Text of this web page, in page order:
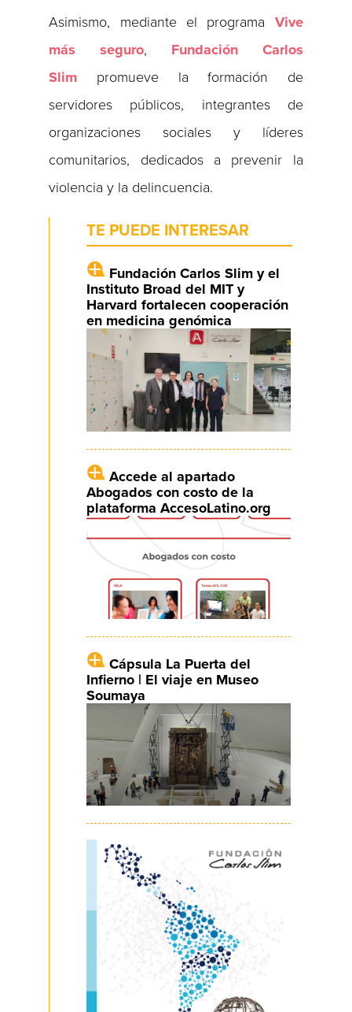
Asimismo, mediante el programa Vive
más seguro, Fundación Carlos
Slim promueve la formación de
servidores públicos, integrantes de
organizaciones sociales y líderes
comunitarios, dedicados a prevenir la
violencia y la delincuencia.
TE PUEDE INTERESAR
Fundación Carlos Slim y el
Instituto Broad del MIT y
Harvard fortalecen cooperación
en medicina genómica
Accede al apartado
Abogados con costo de la
plataforma AccesoLatino.org
Cápsula La Puerta del
Infierno | El viaje en Museo
Soumaya